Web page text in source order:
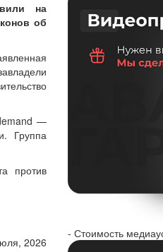
на
об
—
Группа
против
2026
- Стоимость